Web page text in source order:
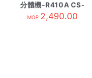
分體機-R410A CS-
LV7SKA-內
MOP 2,490.00